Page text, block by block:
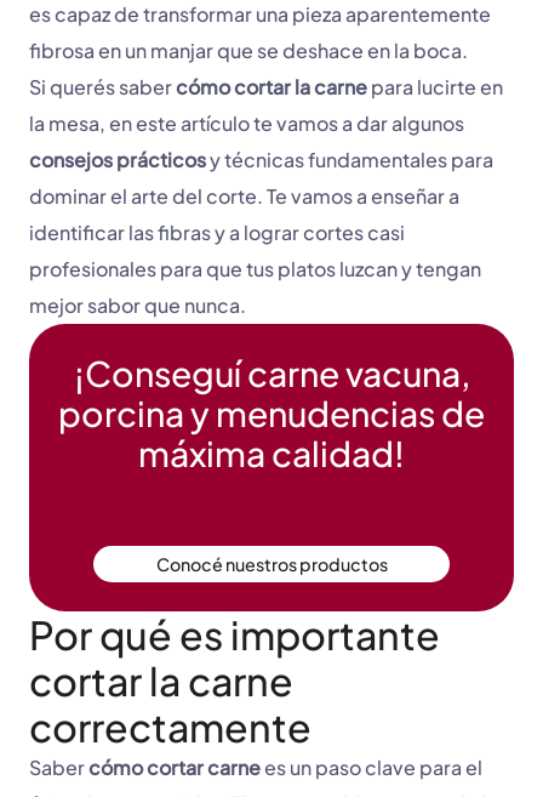
es capaz de transformar una pieza aparentemente
fibrosa en un manjar que se deshace en la boca.
Si querés sabercómo cortar la carnepara lucirte en
la mesa, en este artículo te vamos a dar algunos
consejos prácticosy técnicas fundamentales para
dominar el arte del corte. Te vamos a enseñar a
identificar las fibras y a lograr cortes casi
profesionales para que tus platos luzcan y tengan
mejor sabor que nunca.
¡Conseguí carne vacuna,
porcina y menudencias de
máxima calidad!
Conocé nuestros productos
Por qué es importante
cortar la carne
correctamente
Sabercómo cortar carnees un paso clave para el